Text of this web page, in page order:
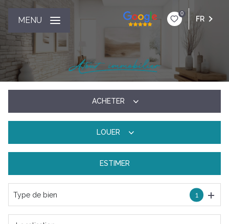
0
FR
MENU
ACHETER
LOUER
ESTIMER
Type de bien 1